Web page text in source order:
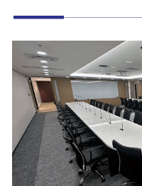
繁體中文
English
English